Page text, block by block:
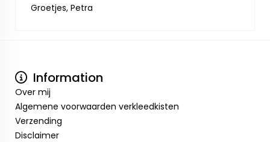
Groetjes, Petra
Information
Over mij
Algemene voorwaarden verkleedkisten
Verzending
Disclaimer